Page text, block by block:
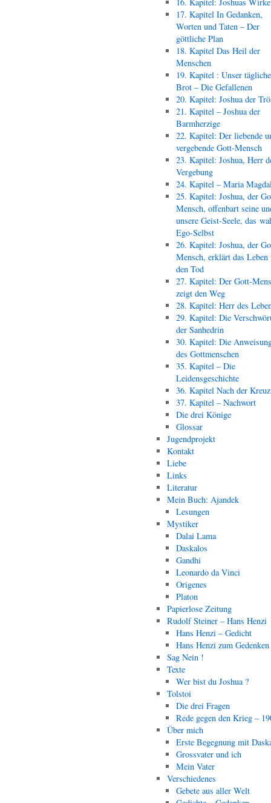
17. Kapitel In Gedanken,
Worten und Taten – Der
göttliche Plan
18. Kapitel Das Heil der
Menschen
19. Kapitel : Unser
Brot – Die Gefallenen
20. Kapitel: Joshua der
21. Kapitel – Joshua der
Barmherzige
22. Kapitel: Der liebende
vergebende Gott-Mensch
23. Kapitel: Joshua, Herr
Vergebung
24. Kapitel – Maria
25. Kapitel: Joshua, der
Mensch, offenbart seine
unsere Geist-Seele, das
Ego-Selbst
26. Kapitel: Joshua, der
Mensch, erklärt das Leben
den Tod
27. Kapitel: Der Gott-
zeigt den Weg
28. Kapitel: Herr des
29. Kapitel: Die
der Sanhedrin
30. Kapitel: Die
des Gottmenschen
35. Kapitel – Die
Leidensgeschichte
36. Kapitel Nach der
37. Kapitel – Nachwort
Die drei Könige
Glossar
Jugendprojekt
Kontakt
Liebe
Links
Literatur
Mein Buch: Ajandek
Lesungen
Mystiker
Dalai Lama
Daskalos
Gandhi
Leonardo da Vinci
Origenes
Platon
Papierlose Zeitung
Rudolf Steiner – Hans Henzi
Hans Henzi – Gedicht
Hans Henzi zum Gedenken
Sag Nein !
Texte
Wer bist du Joshua ?
Tolstoi
Die drei Fragen
Rede gegen den Krieg –
Über mich
Erste Begegnung mit
Grossvater und ich
Mein Vater
Verschiedenes
Gebete aus aller Welt